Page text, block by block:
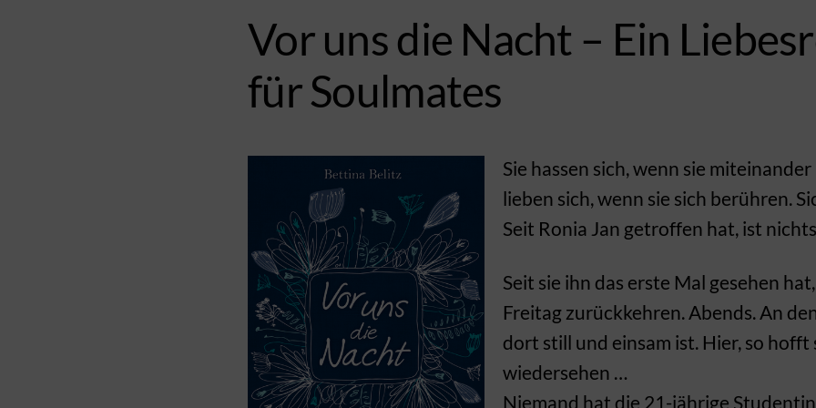
Vor uns die Nacht – Ein
für Soulmates
Sie hassen sich, wenn sie
lieben sich, wenn sie sich berühren.
Seit Ronia Jan getroffen hat, ist
Seit sie ihn das erste Mal gesehen
Freitag zurückkehren. Abends. An
dort still und einsam ist. Hier, so hofft
wiedersehen …
Niemand hat die 21-jährige